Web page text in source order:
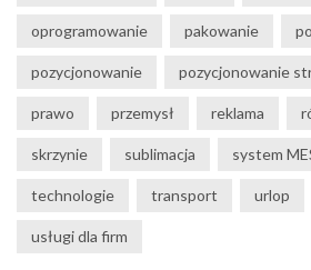
oprogramowanie pakowanie
pozycjonowanie pozycjonowanie
prawo przemysł reklama
skrzynie sublimacja system
technologie transport urlop
usługi dla firm